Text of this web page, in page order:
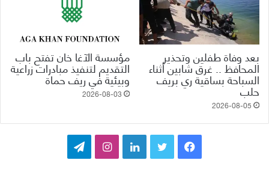
بعد وفاة طفلين وتحذير
المحافظ .. غرق شابين أثناء
السباحة بساقية ري بريف
حلب
2026-08-05
مؤسسة الآغا خان تفتح باب
التقديم لتنفيذ مبادرات زراعية
وبيئية في ريف حماة
2026-08-03